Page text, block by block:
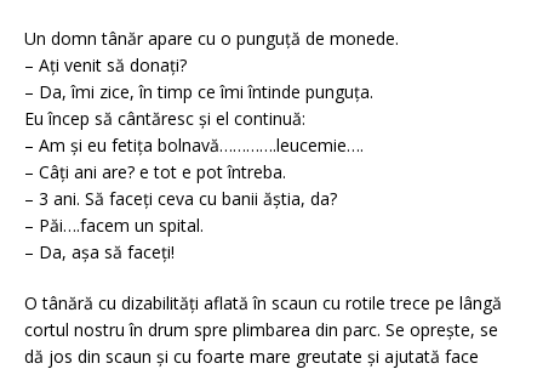
Un domn tânăr apare cu o punguță de monede.
– Ați venit să donați?
– Da, îmi zice, în timp ce îmi întinde punguța.
Eu încep să cântăresc și el continuă:
– Am și eu fetița bolnavă………….leucemie….
– Câți ani are? e tot e pot întreba.
– 3 ani. Să faceți ceva cu banii ăștia, da?
– Păi….facem un spital.
– Da, așa să faceți!
O tânără cu dizabilități aflată în scaun cu rotile trece pe lângă
cortul nostru în drum spre plimbarea din parc. Se oprește, se
dă jos din scaun și cu foarte mare greutate și ajutată face